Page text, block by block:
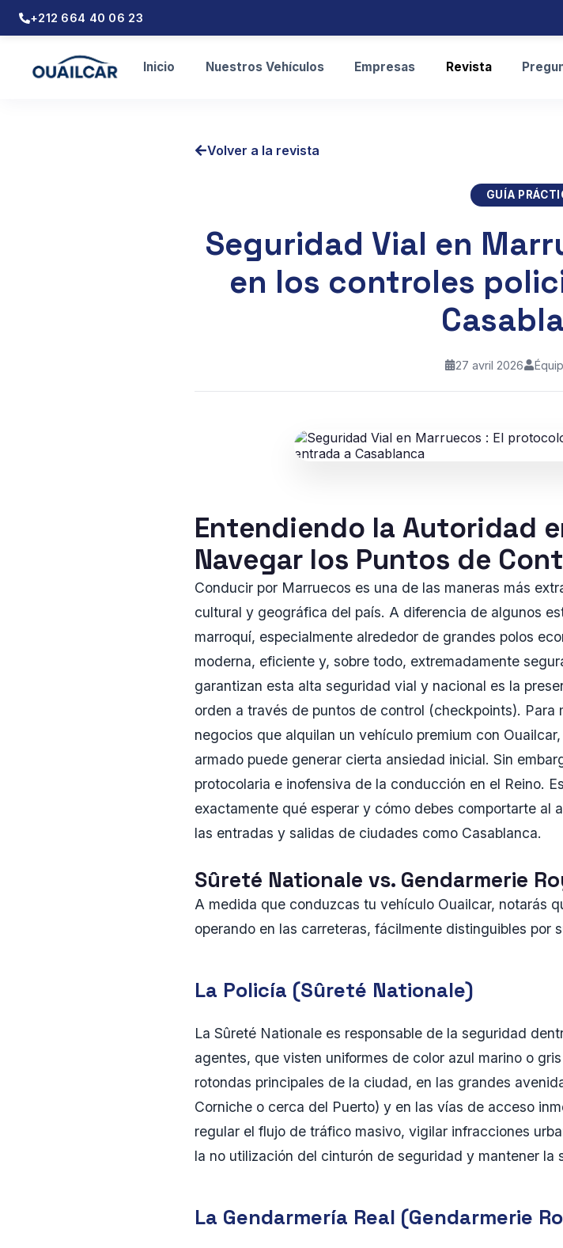
+212 664 40 06 23
Inicio Nuestros Vehículos Empresas Revista
Volver a la revista
GUÍA
Seguridad Vial en
en los controles
27 avril 2026
Entendiendo la Autoridad
Navegar los Puntos de
Conducir por Marruecos es una de las maneras más
cultural y geográfica del país. A diferencia de algunos
marroquí, especialmente alrededor de grandes polos
moderna, eficiente y, sobre todo, extremadamente
garantizan esta alta seguridad vial y nacional es la
orden a través de puntos de control (checkpoints).
negocios que alquilan un vehículo premium con
armado puede generar cierta ansiedad inicial. Sin
protocolaria e inofensiva de la conducción en el Reino.
exactamente qué esperar y cómo debes comportarte al
las entradas y salidas de ciudades como Casablanca.
Sûreté Nationale vs. Gendarmerie
A medida que conduzcas tu vehículo Ouailcar, notarás
operando en las carreteras, fácilmente distinguibles por
La Policía (Sûreté Nationale)
La Sûreté Nationale es responsable de la seguridad
agentes, que visten uniformes de color azul marino o
rotondas principales de la ciudad, en las grandes
Corniche o cerca del Puerto) y en las vías de acceso
regular el flujo de tráfico masivo, vigilar infracciones
la no utilización del cinturón de seguridad y mantener la
La Gendarmería Real (Gendarmerie